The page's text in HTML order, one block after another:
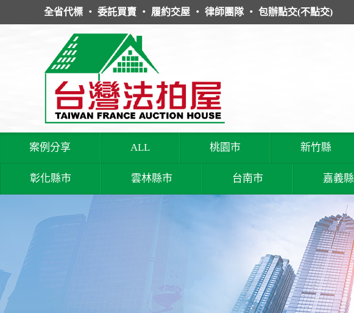
全省代標 ‧ 委託買賣 ‧ 履約交屋 ‧ 律師團隊 ‧ 包辦點交(不點交)
案例分享 ALL 桃園市 新竹縣
彰化縣市 雲林縣市 台南市 嘉義縣